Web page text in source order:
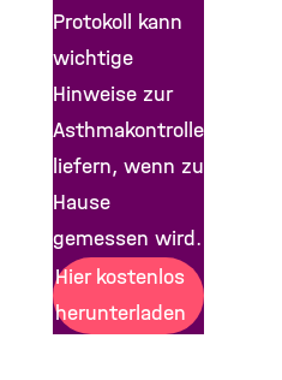
Protokoll kann
wichtige
Hinweise zur
Asthmakontrolle
liefern, wenn zu
Hause
gemessen wird.
Hier kostenlos
herunterladen